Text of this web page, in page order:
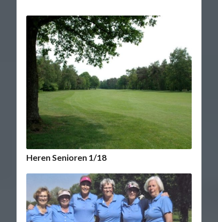
Heren Senioren 1/18